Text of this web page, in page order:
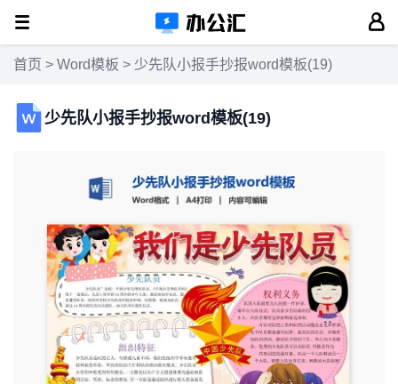
首页 > Word模板 > 少先队小报手抄报word模板(19)
少先队小报手抄报word模板(19)